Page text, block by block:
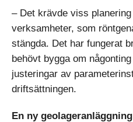
– Det krävde viss
verksamheter, som
stängda. Det har fungerat
behövt bygga om
justeringar av
driftsättningen.
En ny geolageranläggning